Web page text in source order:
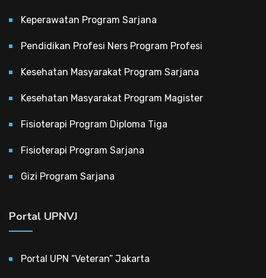
Keperawatan Program Sarjana
Pendidikan Profesi Ners Program Profesi
Kesehatan Masyarakat Program Sarjana
Kesehatan Masyarakat Program Magister
Fisioterapi Program Diploma Tiga
Fisioterapi Program Sarjana
Gizi Program Sarjana
Portal UPNVJ
Portal UPN “Veteran” Jakarta